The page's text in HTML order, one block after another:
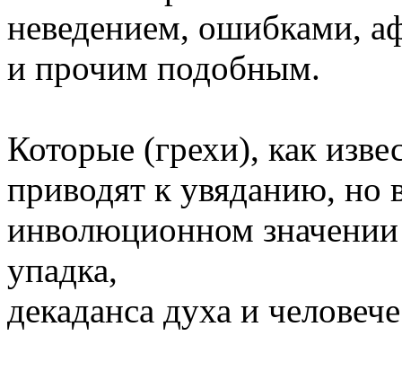
неведением, ошибками,
и прочим подобным.
Которые (грехи), как
приводят к увяданию, но
инволюционном
упадка,
декаданса духа и